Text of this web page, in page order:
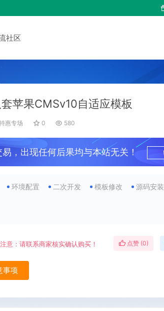
社区
苹果CMSv10自适应模板
惠专场 0 580
，出现任何后果均与本站无关！
环境配置 二次开发 模板修改 源码安装
意：请联系商家核实确认购买！ 点赞 (0)
事项